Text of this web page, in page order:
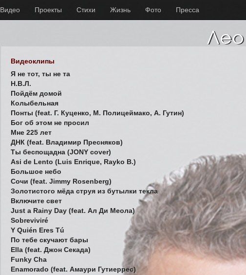
Видео Проекты Стихи Жизнь Фото Пресса
Видеоклипы
Я не тот, ты не та
Н.В.Л.
Пойдём домой
Колыбельная
Понты (feat. Г. Куценко, М. Полицеймако, А. Гутин)
Бог об этом не просил
Мне 225 лет
ДНК (feat. Владимир Пресняков)
Ты беспощадна (JONY cover)
Asi de Lento (Luis Enrique, Rayko B.)
Большое небо
Сочи (feat. Jimmy Rosenberg)
Золотистого мёда струя из бутылки текла
Включите свет
Just a Rainy Day (feat. Ал Ди Меола)
Sobreviviré
Y Quién Eres Tú
По тебе скучают бары
Ella (feat. Джон Секада)
Funky Cha
Enamorado (feat. Амаури Гутиеррес)